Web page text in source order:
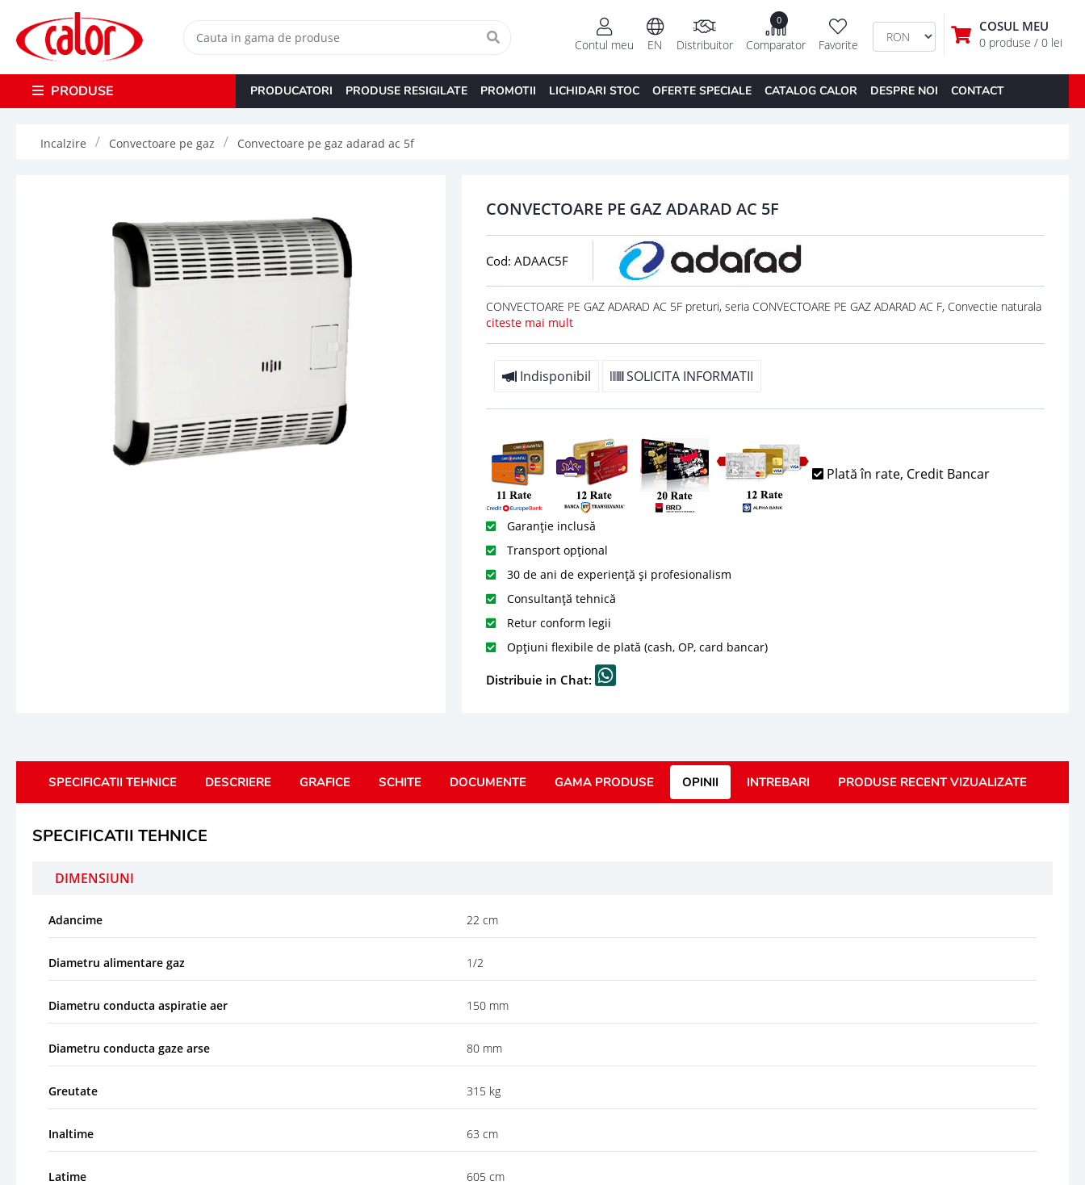
COSUL MEU
0 produse / 0 lei
Favorite
0
Comparator
Distribuitor
EN
Contul meu
PRODUSE PRODUCATORI PRODUSE RESIGILATE PROMOTII LICHIDARI STOC OFERTE SPECIALE CATALOG CALOR DESPRE NOI CONTACT
Incalzire Convectoare pe gaz Convectoare pe gaz adarad ac 5f
CONVECTOARE PE GAZ ADARAD AC 5F
Cod: ADAAC5F
CONVECTOARE PE GAZ ADARAD AC 5F preturi, seria CONVECTOARE PE GAZ ADARAD AC F, Convectie naturala
citeste mai mult
Indisponibil SOLICITA INFORMATII
Plată în rate, Credit Bancar
Garanție inclusă
Transport opțional
30 de ani de experiență și profesionalism
Consultanță tehnică
Retur conform legii
Opțiuni flexibile de plată (cash, OP, card bancar)
Distribuie in Chat:
SPECIFICATII TEHNICE DESCRIERE GRAFICE SCHITE DOCUMENTE GAMA PRODUSE OPINII INTREBARI PRODUSE RECENT VIZUALIZATE
SPECIFICATII TEHNICE
DIMENSIUNI
Adancime 22 cm
Diametru alimentare gaz 1/2
Diametru conducta aspiratie aer 150 mm
Diametru conducta gaze arse 80 mm
Greutate 315 kg
Inaltime 63 cm
Latime 605 cm